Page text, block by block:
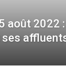
août 2022